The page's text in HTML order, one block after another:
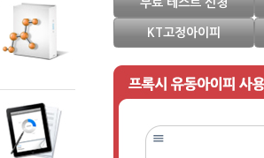
무료 테스트 신청
KT고정아이피